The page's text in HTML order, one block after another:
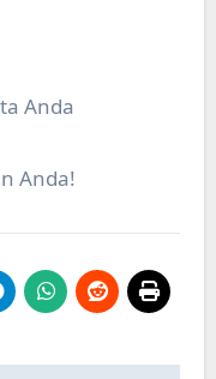
Anda
Anda!